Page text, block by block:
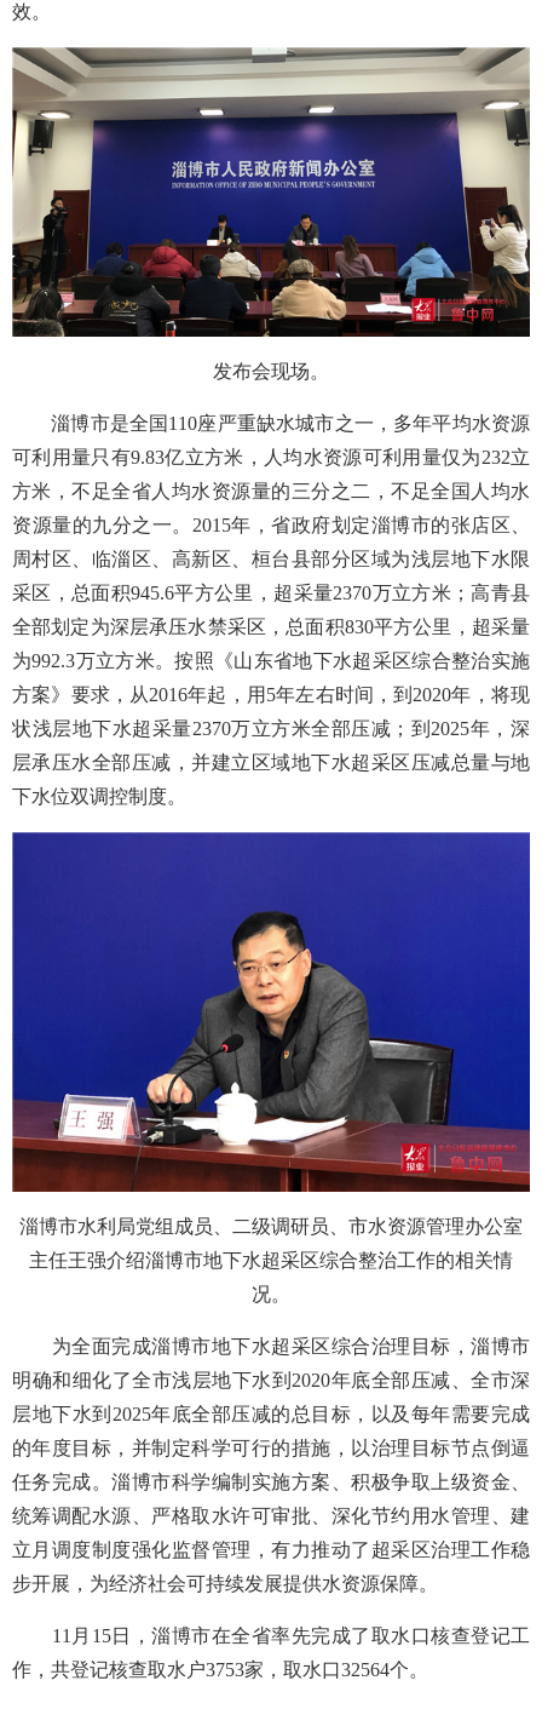
效。
发布会现场。
淄博市是全国 110座严重缺水城市之一，多年平均水资源
可利用量只有9.83亿立方米，人均水资源可利用量仅为232立
方米，不足全省人均水资源量的三分之二，不足全国人均水
资源量的九分之一。2015年，省政府划定淄博市的张店区、
周村区、临淄区、高新区、桓台县部分区域为浅层地下水限
采区，总面积945.6平方公里，超采量2370万立方米；高青县
全部划定为深层承压水禁采区，总面积830平方公里，超采量
为992.3万立方米。按照《山东省地下水超采区综合整治实施
方案》要求，从2016年起，用5年左右时间，到2020年，将现
状浅层地下水超采量2370万立方米全部压减；到2025年，深
层承压水全部压减，并建立区域地下水超采区压减总量与地
下水位双调控制度。
淄博市水利局党组成员、二级调研员、市水资源管理办公室
主任王强介绍淄博市地下水超采区综合整治工作的相关情
况。
为全面完成淄博市地下水超采区综合治理目标，淄博市
明确和细化了全市浅层地下水到 2020年底全部压减、全市深
层地下水到2025年底全部压减的总目标，以及每年需要完成
的年度目标，并制定科学可行的措施，以治理目标节点倒逼
任务完成。淄博市科学编制实施方案、积极争取上级资金、
统筹调配水源、严格取水许可审批、深化节约用水管理、建
立月调度制度强化监督管理，有力推动了 超采区治理工作稳
步开展，为经济社会可持续发展提供水资源保障。
11月15日，淄博市在全省率先完成了取水口核查登记工
作 ，共登记核查取水户3753家，取水口32564个。